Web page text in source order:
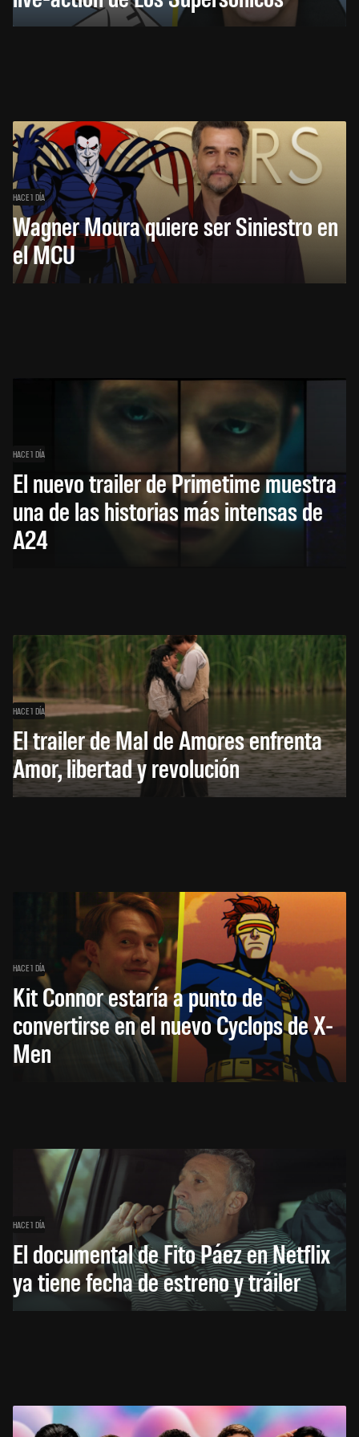
HACE 1 DÍA
Wagner Moura quiere ser Siniestro en
el MCU
HACE 1 DÍA
El nuevo trailer de Primetime muestra
una de las historias más intensas de
A24
HACE 1 DÍA
El trailer de Mal de Amores enfrenta
Amor, libertad y revolución
HACE 1 DÍA
Kit Connor estaría a punto de
convertirse en el nuevo Cyclops de X-
Men
HACE 1 DÍA
El documental de Fito Páez en Netflix
ya tiene fecha de estreno y tráiler